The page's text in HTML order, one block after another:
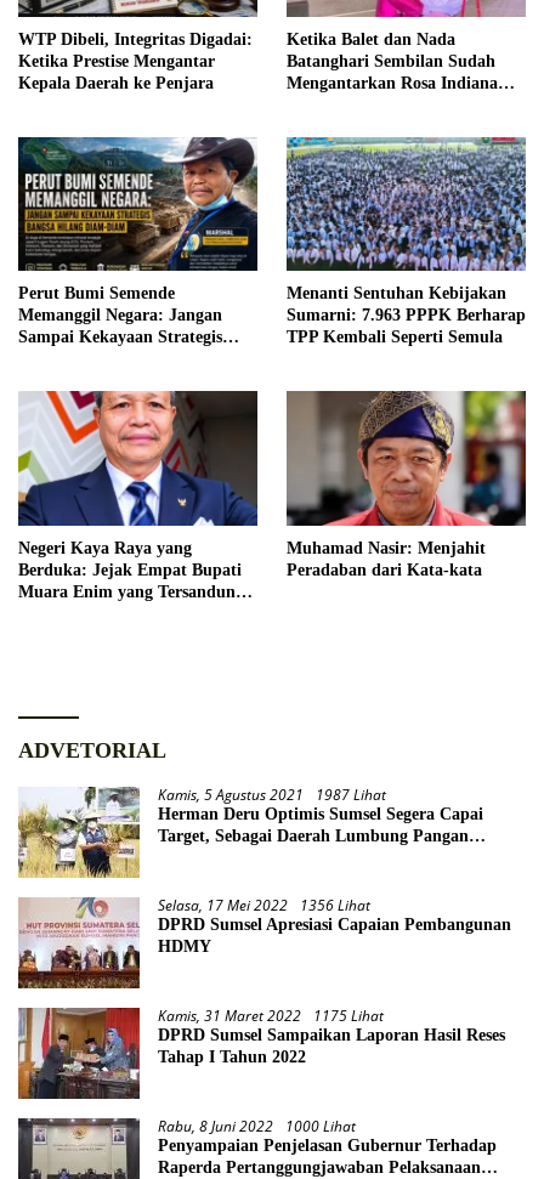
WTP Dibeli, Integritas Digadai:
Ketika Prestise Mengantar
Kepala Daerah ke Penjara
Ketika Balet dan Nada
Batanghari Sembilan Sudah
Mengantarkan Rosa Indiana
Perut Bumi Semende
Memanggil Negara: Jangan
Sampai Kekayaan Strategis
Menanti Sentuhan Kebijakan
Sumarni: 7.963 PPPK Berharap
TPP Kembali Seperti Semula
Negeri Kaya Raya yang
Berduka: Jejak Empat Bupati
Muara Enim yang Tersandung
Muhamad Nasir: Menjahit
Peradaban dari Kata-kata
ADVETORIAL
Kamis, 5 Agustus 2021 1987 Lihat
Herman Deru Optimis Sumsel Segera Capai
Target, Sebagai Daerah Lumbung Pangan
Selasa, 17 Mei 2022 1356 Lihat
DPRD Sumsel Apresiasi Capaian Pembangunan
HDMY
Kamis, 31 Maret 2022 1175 Lihat
DPRD Sumsel Sampaikan Laporan Hasil Reses
Tahap I Tahun 2022
Rabu, 8 Juni 2022 1000 Lihat
Penyampaian Penjelasan Gubernur Terhadap
Raperda Pertanggungjawaban Pelaksanaan